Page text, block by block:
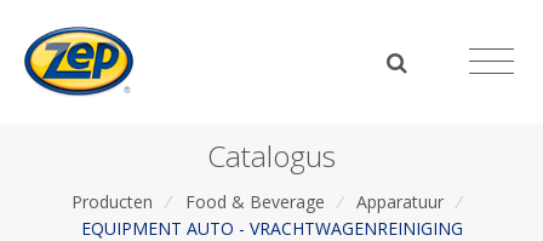
Catalogus
Producten / Food & Beverage / Apparatuur /
EQUIPMENT AUTO - VRACHTWAGENREINIGING